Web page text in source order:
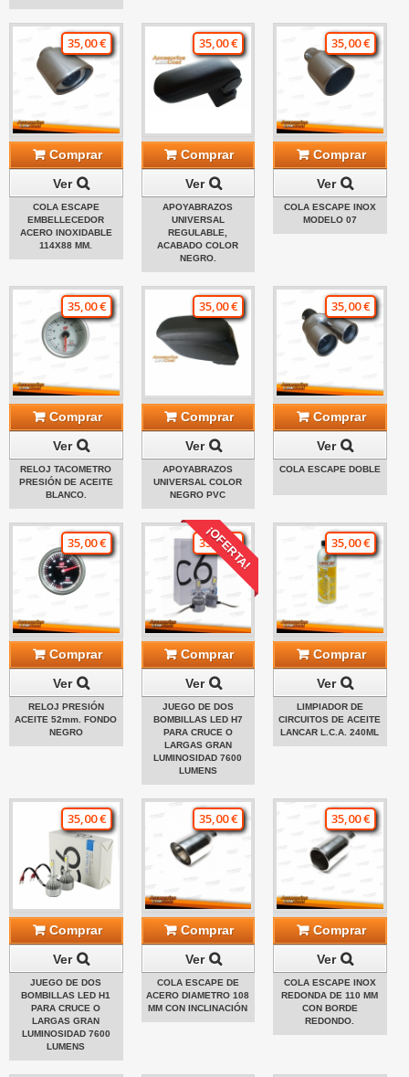
35,00 €
Comprar
Ver
COLA ESCAPE
EMBELLECEDOR
ACERO INOXIDABLE
114X88 MM.
35,00 €
Comprar
Ver
APOYABRAZOS
UNIVERSAL
REGULABLE,
ACABADO COLOR
NEGRO.
35,00 €
Comprar
Ver
COLA ESCAPE INOX
MODELO 07
35,00 €
Comprar
Ver
RELOJ TACOMETRO
PRESIÓN DE ACEITE
BLANCO.
35,00 €
Comprar
Ver
APOYABRAZOS
UNIVERSAL COLOR
NEGRO PVC
35,00 €
Comprar
Ver
COLA ESCAPE DOBLE
35,00 €
Comprar
Ver
RELOJ PRESIÓN
ACEITE 52mm. FONDO
NEGRO
¡OFERTA!
35,00 €
Comprar
Ver
JUEGO DE DOS
BOMBILLAS LED H7
PARA CRUCE O
LARGAS GRAN
LUMINOSIDAD 7600
LUMENS
35,00 €
Comprar
Ver
LIMPIADOR DE
CIRCUITOS DE ACEITE
LANCAR L.C.A. 240ML
35,00 €
Comprar
Ver
JUEGO DE DOS
BOMBILLAS LED H1
PARA CRUCE O
LARGAS GRAN
LUMINOSIDAD 7600
LUMENS
35,00 €
Comprar
Ver
COLA ESCAPE DE
ACERO DIAMETRO 108
MM CON INCLINACIÓN
35,00 €
Comprar
Ver
COLA ESCAPE INOX
REDONDA DE 110 MM
CON BORDE
REDONDO.